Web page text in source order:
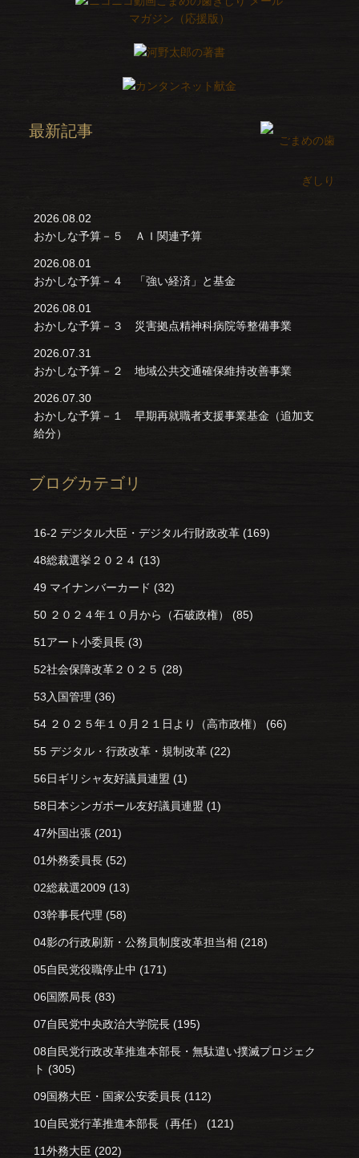
最新記事
2026.08.02
おかしな予算－５ ＡＩ関連予算
2026.08.01
おかしな予算－４ 「強い経済」と基金
2026.08.01
おかしな予算－３ 災害拠点精神科病院等整備事業
2026.07.31
おかしな予算－２ 地域公共交通確保維持改善事業
2026.07.30
おかしな予算－１ 早期再就職者支援事業基金（追加支
給分）
ブログカテゴリ
16-2 デジタル大臣・デジタル行財政改革 (169)
48総裁選挙２０２４ (13)
49 マイナンバーカード (32)
50 ２０２４年１０月から（石破政権） (85)
51アート小委員長 (3)
52社会保障改革２０２５ (28)
53入国管理 (36)
54 ２０２５年１０月２１日より（高市政権） (66)
55 デジタル・行政改革・規制改革 (22)
56日ギリシャ友好議員連盟 (1)
58日本シンガポール友好議員連盟 (1)
47外国出張 (201)
01外務委員長 (52)
02総裁選2009 (13)
03幹事長代理 (58)
04影の行政刷新・公務員制度改革担当相 (218)
05自民党役職停止中 (171)
06国際局長 (83)
07自民党中央政治大学院長 (195)
08自民党行政改革推進本部長・無駄遣い撲滅プロジェク
ト (305)
09国務大臣・国家公安委員長 (112)
10自民党行革推進本部長（再任） (121)
11外務大臣 (202)